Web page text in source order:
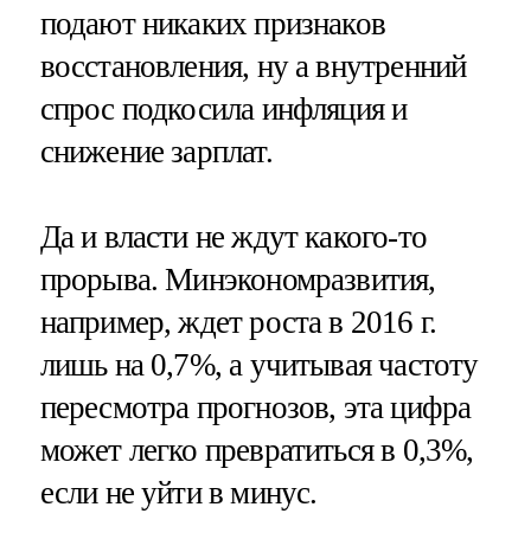
подают никаких признаков
восстановления, ну а внутренний
спрос подкосила инфляция и
снижение зарплат.
Да и власти не ждут какого-то
прорыва. Минэкономразвития,
например, ждет роста в 2016 г.
лишь на 0,7%, а учитывая частоту
пересмотра прогнозов, эта цифра
может легко превратиться в 0,3%,
если не уйти в минус.